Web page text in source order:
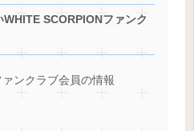
SCORPIONファンク
ンクラブ会員の情報